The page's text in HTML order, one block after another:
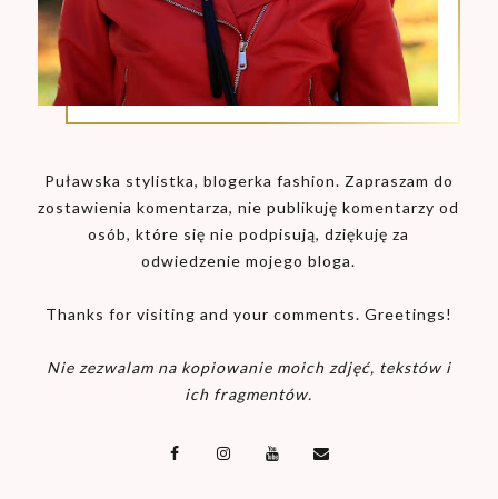
Puławska stylistka, blogerka fashion. Zapraszam do
zostawienia komentarza, nie publikuję komentarzy od
osób, które się nie podpisują, dziękuję za
odwiedzenie mojego bloga.
Thanks for visiting and your comments. Greetings!
Nie zezwalam na kopiowanie moich zdjęć, tekstów i
ich fragmentów.